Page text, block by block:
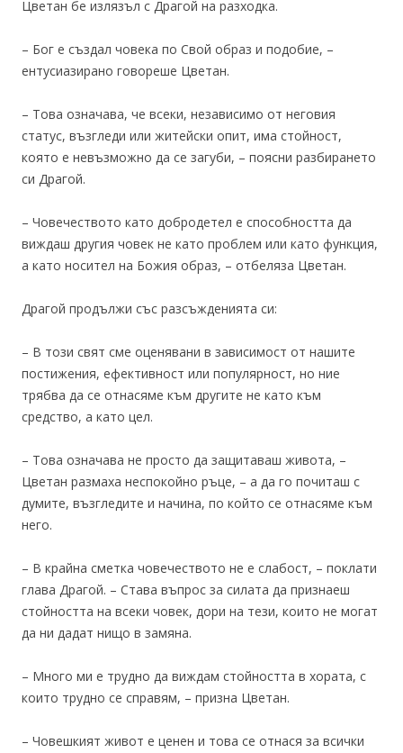
Цветан бе излязъл с Драгой на разходка.
– Бог е създал човека по Свой образ и подобие, –
ентусиазирано говореше Цветан.
– Това означава, че всеки, независимо от неговия
статус, възгледи или житейски опит, има стойност,
която е невъзможно да се загуби, – поясни разбирането
си Драгой.
– Човечеството като добродетел е способността да
виждаш другия човек не като проблем или като функция,
а като носител на Божия образ, – отбеляза Цветан.
Драгой продължи със разсъжденията си:
– В този свят сме оценявани в зависимост от нашите
постижения, ефективност или популярност, но ние
трябва да се отнасяме към другите не като към
средство, а като цел.
– Това означава не просто да защитаваш живота, –
Цветан размаха неспокойно ръце, – а да го почиташ с
думите, възгледите и начина, по който се отнасяме към
него.
– В крайна сметка човечеството не е слабост, – поклати
глава Драгой. – Става въпрос за силата да признаеш
стойността на всеки човек, дори на тези, които не могат
да ни дадат нищо в замяна.
– Много ми е трудно да виждам стойността в хората, с
които трудно се справям, – призна Цветан.
– Човешкият живот е ценен и това се отнася за всички